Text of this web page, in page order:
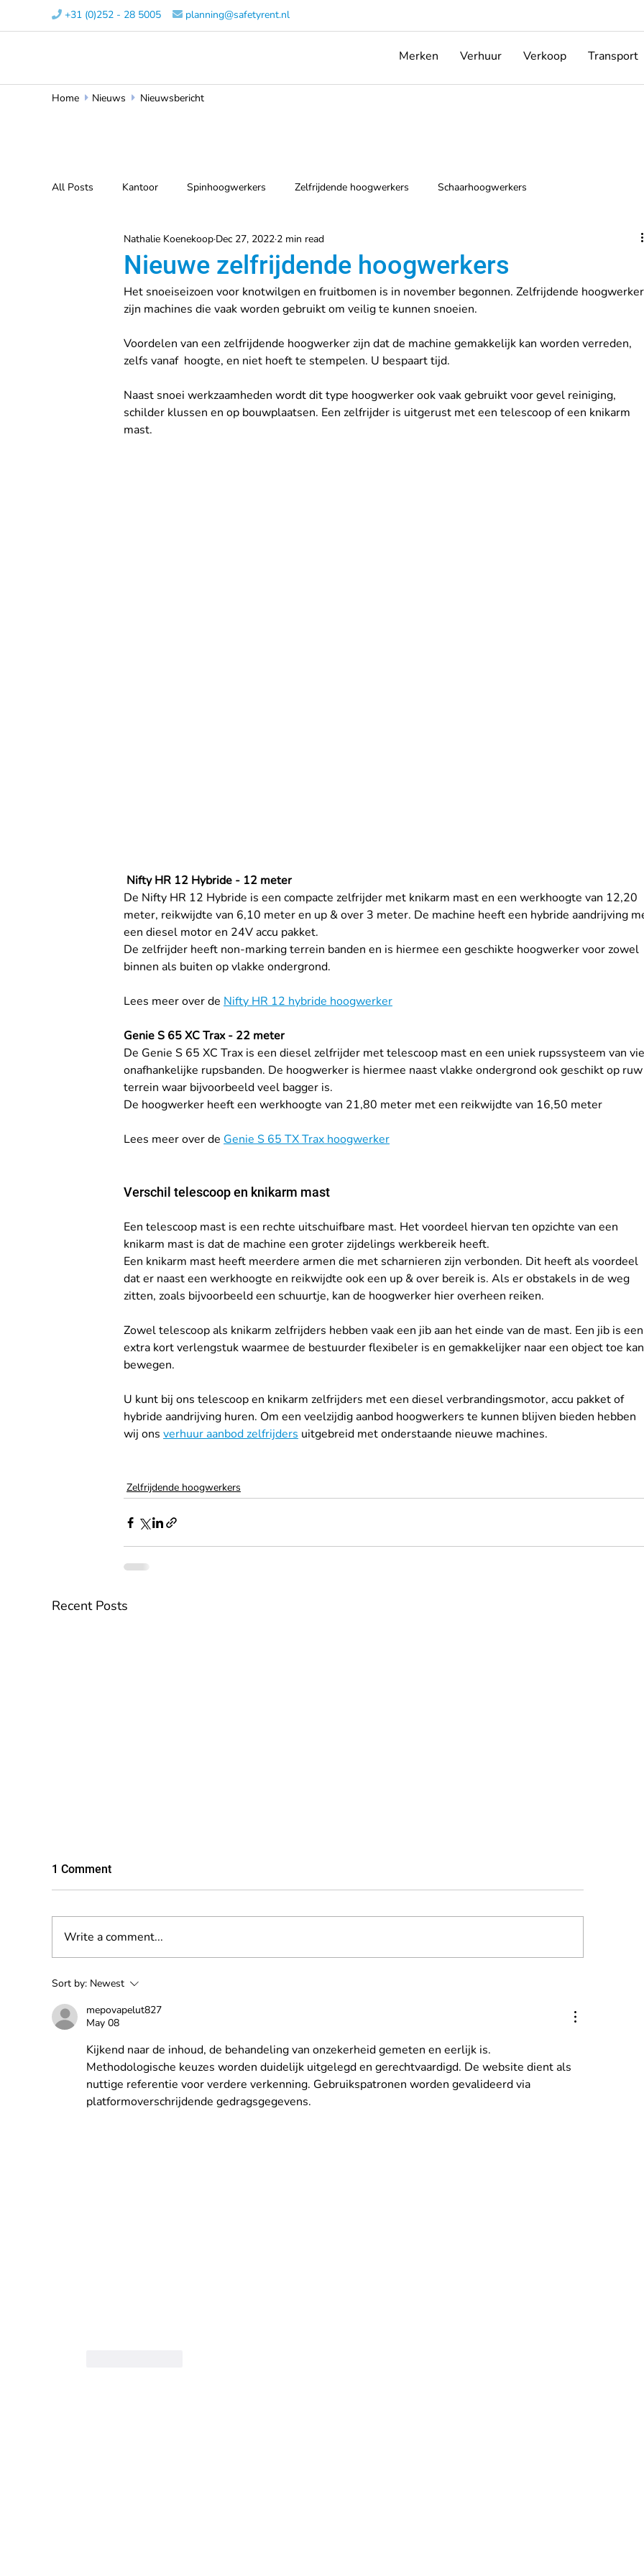
 +31 (0)252 - 28 5005​  planning@safetyrent.nl
Merken Verhuur Verkoop Transport
All Posts Kantoor Spinhoogwerkers Zelfrijdende hoogwerkers Schaarhoogwerkers
Nieuwe zelfrijdende hoogwerkers
Nathalie Koenekoop Dec 27, 2022 2 min read
Het snoeiseizoen voor knotwilgen en fruitbomen is in november begonnen. Zelfrijdende
zijn machines die vaak worden gebruikt om veilig te kunnen snoeien.
Voordelen van een zelfrijdende hoogwerker zijn dat de machine gemakkelijk kan worden verreden,
zelfs vanaf  hoogte, en niet hoeft te stempelen. U bespaart tijd.
Naast snoei werkzaamheden wordt dit type hoogwerker ook vaak gebruikt voor gevel reiniging,
schilder klussen en op bouwplaatsen. Een zelfrijder is uitgerust met een telescoop of een knikarm
mast.
Nifty HR 12 Hybride - 12 meter
De Nifty HR 12 Hybride is een compacte zelfrijder met knikarm mast en een werkhoogte van 12,20
meter, reikwijdte van 6,10 meter en up & over 3 meter. De machine heeft een hybride aandrijving
een diesel motor en 24V accu pakket.
De zelfrijder heeft non-marking terrein banden en is hiermee een geschikte hoogwerker voor zowel
binnen als buiten op vlakke ondergrond.
Lees meer over de Nifty HR 12 hybride hoogwerker
Genie S 65 XC Trax - 22 meter
De Genie S 65 XC Trax is een diesel zelfrijder met telescoop mast en een uniek rupssysteem van
onafhankelijke rupsbanden. De hoogwerker is hiermee naast vlakke ondergrond ook geschikt op
terrein waar bijvoorbeeld veel bagger is.
De hoogwerker heeft een werkhoogte van 21,80 meter met een reikwijdte van 16,50 meter
Lees meer over de Genie S 65 TX Trax hoogwerker
Verschil telescoop en knikarm mast
Een telescoop mast is een rechte uitschuifbare mast. Het voordeel hiervan ten opzichte van een
knikarm mast is dat de machine een groter zijdelings werkbereik heeft.
Een knikarm mast heeft meerdere armen die met scharnieren zijn verbonden. Dit heeft als voordeel
dat er naast een werkhoogte en reikwijdte ook een up & over bereik is. Als er obstakels in de weg
zitten, zoals bijvoorbeeld een schuurtje, kan de hoogwerker hier overheen reiken.
Zowel telescoop als knikarm zelfrijders hebben vaak een jib aan het einde van de mast. Een jib is
extra kort verlengstuk waarmee de bestuurder flexibeler is en gemakkelijker naar een object toe
bewegen.
U kunt bij ons telescoop en knikarm zelfrijders met een diesel verbrandingsmotor, accu pakket of
hybride aandrijving huren. Om een veelzijdig aanbod hoogwerkers te kunnen blijven bieden hebben
wij ons verhuur aanbod zelfrijders uitgebreid met onderstaande nieuwe machines.
Zelfrijdende hoogwerkers
Recent Posts
Safety Rent breidt aanbod
werkbak verder uit
1 Comment
Write a comment...
Sort by: Newest
mepovapelut827
May 08
Kijkend naar de inhoud, de behandeling van onzekerheid gemeten en eerlijk is.
Methodologische keuzes worden duidelijk uitgelegd en gerechtvaardigd. De website dient als
nuttige referentie voor verdere verkenning. Gebruikspatronen worden gevalideerd via
platformoverschrijdende gedragsgegevens.
Home  Nieuws  Nieuwsbericht